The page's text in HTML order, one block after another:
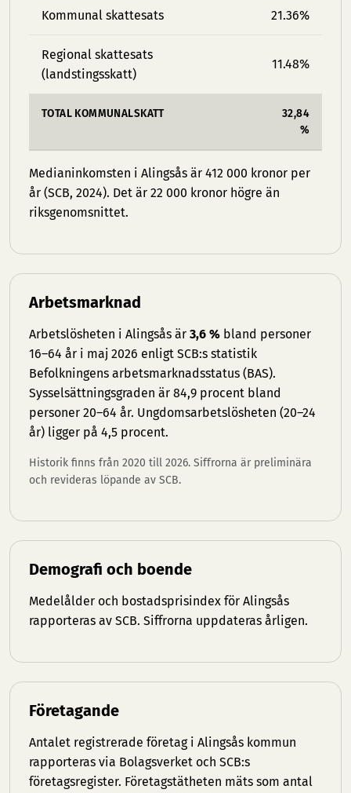
Kommunal skattesats 21.36%
Regional skattesats
(landstingsskatt)
11.48%
TOTAL KOMMUNALSKATT
32,84
%
Medianinkomsten i Alingsås är 412 000 kronor per
år (SCB, 2024). Det är 22 000 kronor högre än
riksgenomsnittet.
Arbetsmarknad
Arbetslösheten i Alingsås är 3,6 % bland personer
16–64 år i maj 2026 enligt SCB:s statistik
Befolkningens arbetsmarknadsstatus (BAS).
Sysselsättningsgraden är 84,9 procent bland
personer 20–64 år. Ungdomsarbetslösheten (20–24
år) ligger på 4,5 procent.
Historik finns från 2020 till 2026. Siffrorna är preliminära
och revideras löpande av SCB.
Demografi och boende
Medelålder och bostadsprisindex för Alingsås
rapporteras av SCB. Siffrorna uppdateras årligen.
Företagande
Antalet registrerade företag i Alingsås kommun
rapporteras via Bolagsverket och SCB:s
företagsregister. Företagstätheten mäts som antal